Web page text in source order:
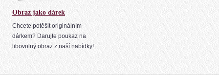
Obraz jako dárek
Chcete potěšit originálním
dárkem? Darujte poukaz na
libovolný obraz z naší nabídky!